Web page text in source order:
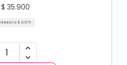
$ 35.900
Unidad a: $ 8.975